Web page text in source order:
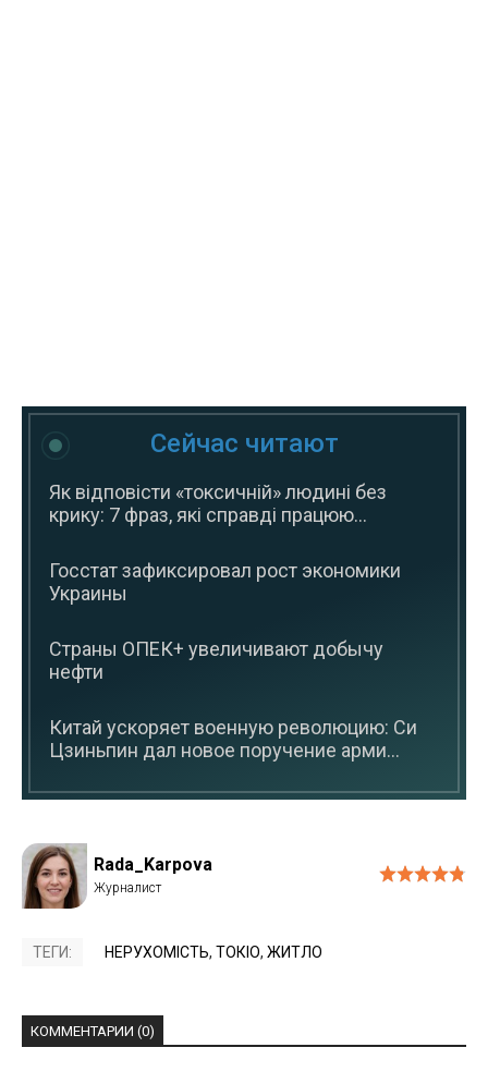
Сейчас читают
Як відповісти «токсичній» людині без
крику: 7 фраз, які справді працюю...
Госстат зафиксировал рост экономики
Украины
Страны ОПЕК+ увеличивают добычу
нефти
Китай ускоряет военную революцию: Си
Цзиньпин дал новое поручение арми...
Rada_Karpova
ТЕГИ: НЕРУХОМІСТЬ, ТОКІО, ЖИТЛО
КОММЕНТАРИИ (0)